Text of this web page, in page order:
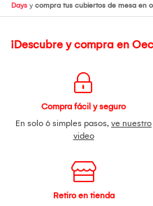
Days y compra tus cubiertos de mesa en
¡Descubre y compra en
Compra fácil y seguro
En solo 6 simples pasos, ve nuestro
video
Retiro en tienda